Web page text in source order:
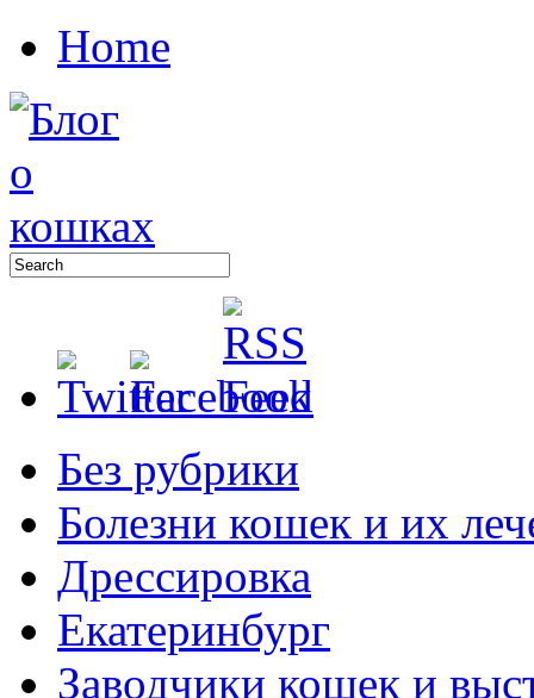
Home
Без рубрики
Болезни кошек и их
Дрессировка
Екатеринбург
Заводчики кошек и